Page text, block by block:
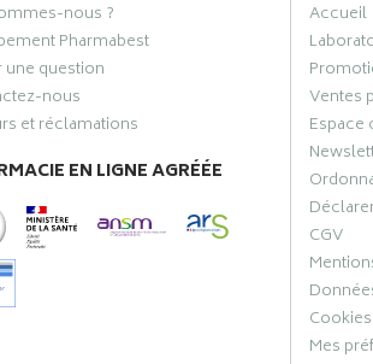
nous ?
Pharmabest
une question
nous
et réclamations
EN LIGNE AGRÉÉE
Accueil
Ventes
Espace
CGV
Cookies
Mes